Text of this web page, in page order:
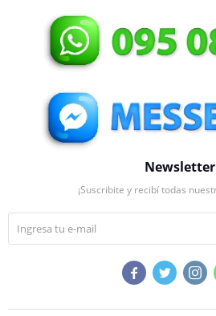
Newsletter
¡Suscribite y recibí todas
  